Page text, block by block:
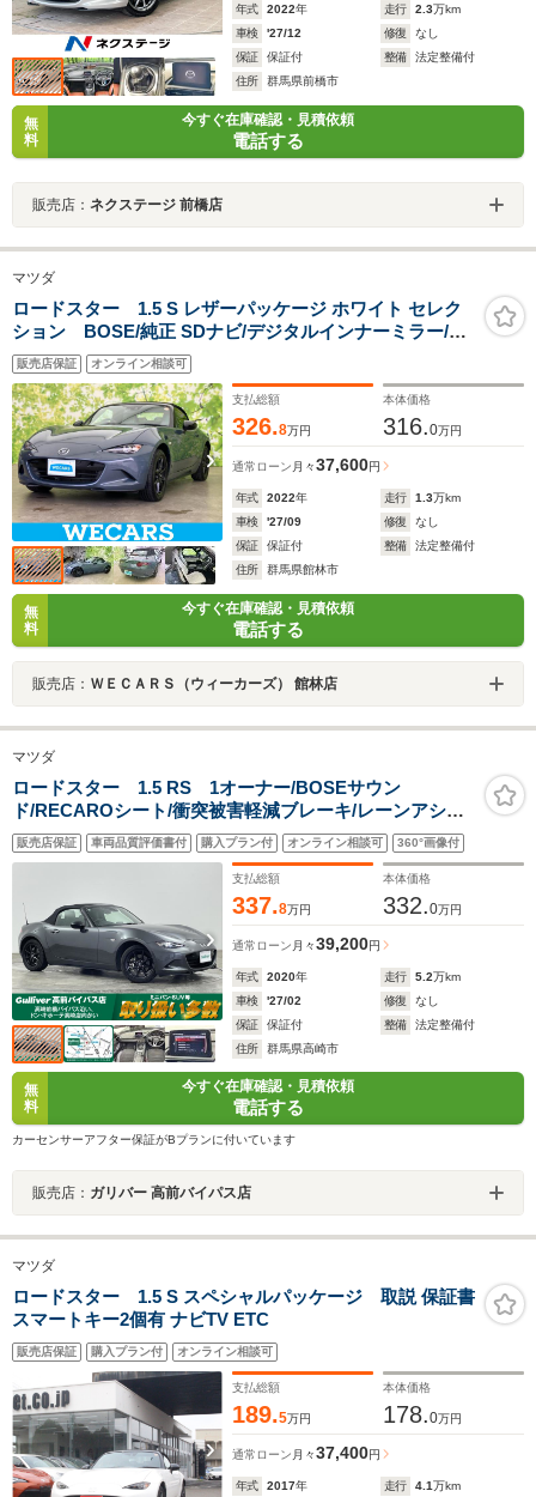
年式 2022年 走行 2.3万km
車検
'27/12 修復
なし
保証
保証付 整備
法定整備付
住所
群馬県前橋市
無
料
今すぐ在庫確認・見積依頼
電話する
販売店： ネクステージ 前橋店
マツダ
ロードスター 1.5 S レザーパッケージ ホワイト セレク
ション BOSE/純正 SDナビ/デジタルインナーミラー/衝
突安全装置/シートヒーター/車線逸脱防止支援システム/シ
ート フルレザー/ヘッドランプ LED/ETC/EBD付ABS/横滑
り防止装置
販売店保証 オンライン相談可
支払総額
326.8万円
本体価格
316.0万円
通常ローン 月々37,600円
年式 2022年 走行 1.3万km
車検
'27/09 修復
なし
保証
保証付 整備
法定整備付
住所
群馬県館林市
無
料
今すぐ在庫確認・見積依頼
電話する
販売店： ＷＥＣＡＲＳ（ウィーカーズ） 館林店
マツダ
ロードスター 1.5 RS 1オーナー/BOSEサウン
ド/RECAROシート/衝突被害軽減ブレーキ/レーンアシス
ト/ブラインドスポットモニター/純正ナビ/バックカメラ/
前方ドラレコ/前席シートヒーター/クルコン/ETC/禁煙車
販売店保証 車両品質評価書付 購入プラン付 オンライン相談可 360°画像付
支払総額
337.8万円
本体価格
332.0万円
通常ローン 月々39,200円
年式 2020年 走行 5.2万km
車検
'27/02 修復
なし
保証
保証付 整備
法定整備付
住所
群馬県高崎市
無
料
今すぐ在庫確認・見積依頼
電話する
カーセンサーアフター保証がBプランに付いています
販売店： ガリバー 高前バイパス店
マツダ
ロードスター 1.5 S スペシャルパッケージ 取説 保証書
スマートキー2個有 ナビTV ETC
販売店保証 購入プラン付 オンライン相談可
支払総額
189.5万円
本体価格
178.0万円
通常ローン 月々37,400円
年式 2017年 走行 4.1万km